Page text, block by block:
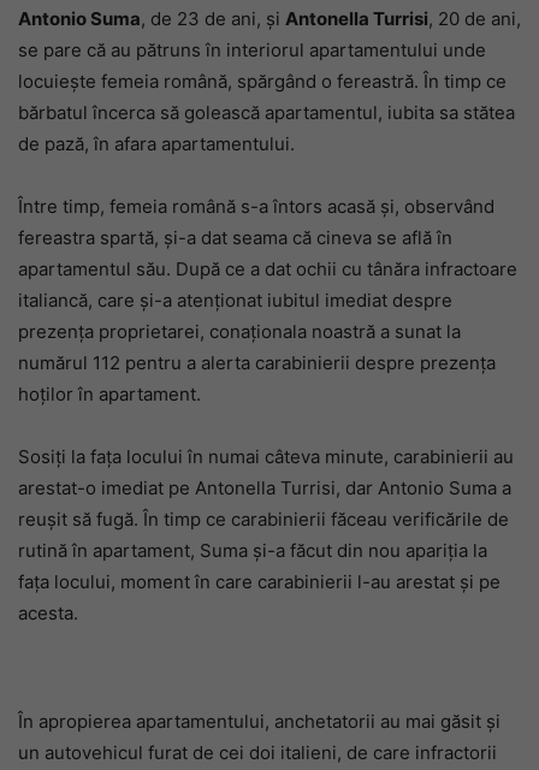
Antonio Suma, de 23 de ani, și Antonella Turrisi, 20 de ani,
se pare că au pătruns în interiorul apartamentului unde
locuiește femeia română, spărgând o fereastră. În timp ce
bărbatul încerca să golească apartamentul, iubita sa stătea
de pază, în afara apartamentului.
Între timp, femeia română s-a întors acasă și, observând
fereastra spartă, și-a dat seama că cineva se află în
apartamentul său. După ce a dat ochii cu tânăra infractoare
italiancă, care și-a atenționat iubitul imediat despre
prezența proprietarei, conaționala noastră a sunat la
numărul 112 pentru a alerta carabinierii despre prezența
hoților în apartament.
Sosiți la fața locului în numai câteva minute, carabinierii au
arestat-o imediat pe Antonella Turrisi, dar Antonio Suma a
reușit să fugă. În timp ce carabinierii făceau verificările de
rutină în apartament, Suma și-a făcut din nou apariția la
fața locului, moment în care carabinierii l-au arestat și pe
acesta.
În apropierea apartamentului, anchetatorii au mai găsit și
un autovehicul furat de cei doi italieni, de care infractorii